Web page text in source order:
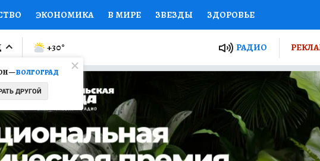
ЭКОНОМИКА В МИРЕ ЗВЕЗДЫ ЗДОРОВЬЕ
НАЦИОНАЛЬНЫЕ ПРОЕКТЫ РОССИИ
МИР Я ЗНАЮ СЕМЬЯ ЖЕНСКИЕ СЕКРЕТЫ ПУТЕВОДИТЕЛЬ
СЕРИАЛЫ СПЕЦПРОЕКТЫ ДЕФИЦИТ ЖЕЛЕЗА ТУРИЗМ
КОНКУРСЫ РАБОТА У НАС ГИД ПОТРЕБИТЕЛЯ ВСЕ О КП
—ВОЛГОГРАД
ДРУГОЙ
+30° РАДИО